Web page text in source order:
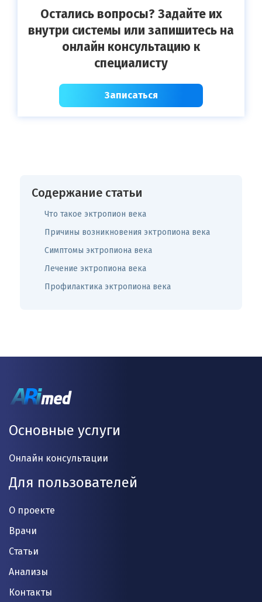
Остались вопросы? Задайте их
внутри системы или запишитесь на
онлайн консультацию к
специалисту
Записаться
Содержание статьи
Что такое эктропион века
Причины возникновения эктропиона века
Симптомы эктропиона века
Лечение эктропиона века
Профилактика эктропиона века
Основные услуги
Онлайн консультации
Для пользователей
О проекте
Врачи
Статьи
Анализы
Контакты